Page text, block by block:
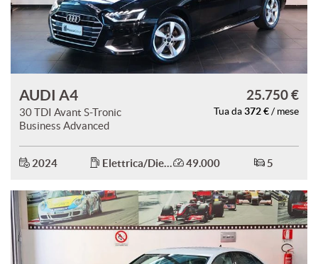
AUDI A4
30 TDI Avant S-Tronic
Business Advanced
25.750 €
Tua da 372 € / mese
2024 Elettrica/Diesel 49.000 5